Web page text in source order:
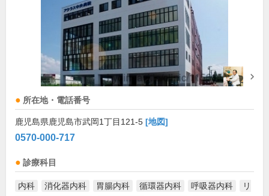
所在地・電話番号
鹿児島県鹿児島市武岡1丁目121-5 [地図]
0570-000-717
診療科目
内科 消化器内科 胃腸内科 循環器内科 呼吸器内科
リ